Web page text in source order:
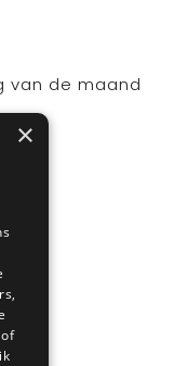
van de maand
×